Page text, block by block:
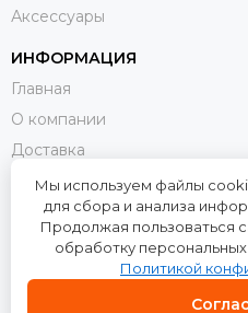
Аксессуары
ИНФОРМАЦИЯ
Главная
О компании
Доставка
Оплата
Возврат и обмен
Контакты
Политика
Пользовательское
Мы используем файлы
для сбора и анализа
Продолжая пользоваться
обработку
Политикой